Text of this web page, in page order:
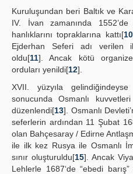
Kuruluşundan beri Baltık ve
IV. İvan zamanında
hanlıklarını topraklarına kattı[10
Ejderhan Seferi adı verilen
oldu[11]. Ancak kötü
orduları yenildi[12].
XVII. yüzyıla
sonucunda Osmanlı
düzenlendi[13]. Osmanlı
seferlerin ardından 11 Şubat
olan Bahçesaray / Edirne
ile ilk kez Rusya ile Osmanlı
sınır oluşturuldu[15]. Ancak
Lehlerle 1687‘de “ebedi